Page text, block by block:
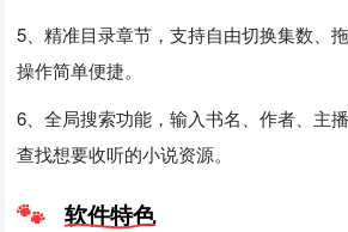
5、精准目录章节，支持自由切换集数、
操作简单便捷。
6、全局搜索功能，输入书名、作者、主
查找想要收听的小说资源。
软件特色